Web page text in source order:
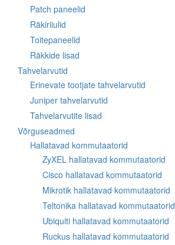
Patch paneelid
Räkiriiulid
Toitepaneelid
Räkkide lisad
Tahvelarvutid
Erinevate tootjate tahvelarvutid
Juniper tahvelarvutid
Tahvelarvutite lisad
Võrguseadmed
Hallatavad kommutaatorid
ZyXEL hallatavad kommutaatorid
Cisco hallatavad kommutaatorid
Mikrotik hallatavad kommutaatorid
Teltonika hallatavad kommutaatorid
Ubiquiti hallatavad kommutaatorid
Ruckus hallatavad kommutaatorid